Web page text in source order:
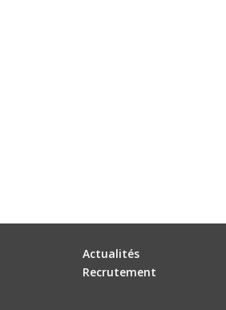
Actualités
Recrutement